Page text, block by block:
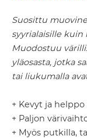
Suosittu
syyrialaisille kuin
Muodostuu
yläosasta, jotka
tai liukumalla
+ Kevyt ja helppo
+ Paljon
+ Myös putkilla,